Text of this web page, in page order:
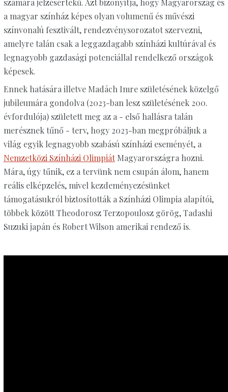
számára jelzésértékű. Azt bizonyítja, hogy Magyarország és
a magyar színház képes olyan volumenű és művészi
színvonalú fesztivált, rendezvénysorozatot szervezni,
amelyre talán csak a leggazdagabb színházi kultúrával és
legnagyobb gazdasági potenciállal rendelkező országok
képesek.
Ennek hatására illetve Madách Imre születésének közelgő
jubileumára gondolva (2023-ban lesz születésének 200.
évfordulója) született meg az a - első hallásra talán
merésznek tűnő - terv, hogy 2023-ban megpróbáljuk a
világ egyik legnagyobb szabású színházi eseményét, a
Nemzetközi Színházi OlimpiátMagyarországra hozni.
Mára, úgy tűnik, ez a tervünk nem csupán álom, hanem
reális elképzelés, mivel kezdeményezésünket
támogatásukról biztosították a Színházi Olimpia alapítói,
többek között Theodorosz Terzopoulosz görög, Tadashi
Suzuki japán és Robert Wilson amerikai rendező is.